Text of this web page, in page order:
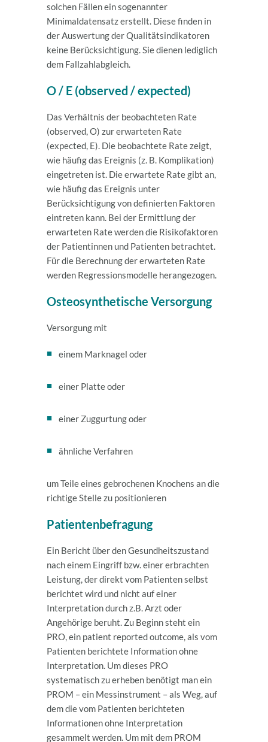
solchen Fällen ein sogenannter
Minimaldatensatz erstellt. Diese finden in
der Auswertung der Qualitätsindikatoren
keine Berücksichtigung. Sie dienen lediglich
dem Fallzahlabgleich.
O / E (observed / expected)
Das Verhältnis der beobachteten Rate
(observed, O) zur erwarteten Rate
(expected, E). Die beobachtete Rate zeigt,
wie häufig das Ereignis (z. B. Komplikation)
eingetreten ist. Die erwartete Rate gibt an,
wie häufig das Ereignis unter
Berücksichtigung von definierten Faktoren
eintreten kann. Bei der Ermittlung der
erwarteten Rate werden die Risikofaktoren
der Patientinnen und Patienten betrachtet.
Für die Berechnung der erwarteten Rate
werden Regressionsmodelle herangezogen.
Osteosynthetische Versorgung
Versorgung mit
einem Marknagel oder
einer Platte oder
einer Zuggurtung oder
ähnliche Verfahren
um Teile eines gebrochenen Knochens an die
richtige Stelle zu positionieren
Patientenbefragung
Ein Bericht über den Gesundheitszustand
nach einem Eingriff bzw. einer erbrachten
Leistung, der direkt vom Patienten selbst
berichtet wird und nicht auf einer
Interpretation durch z.B. Arzt oder
Angehörige beruht. Zu Beginn steht ein
PRO, ein patient reported outcome, als vom
Patienten berichtete Information ohne
Interpretation. Um dieses PRO
systematisch zu erheben benötigt man ein
PROM – ein Messinstrument – als Weg, auf
dem die vom Patienten berichteten
Informationen ohne Interpretation
gesammelt werden. Um mit dem PROM